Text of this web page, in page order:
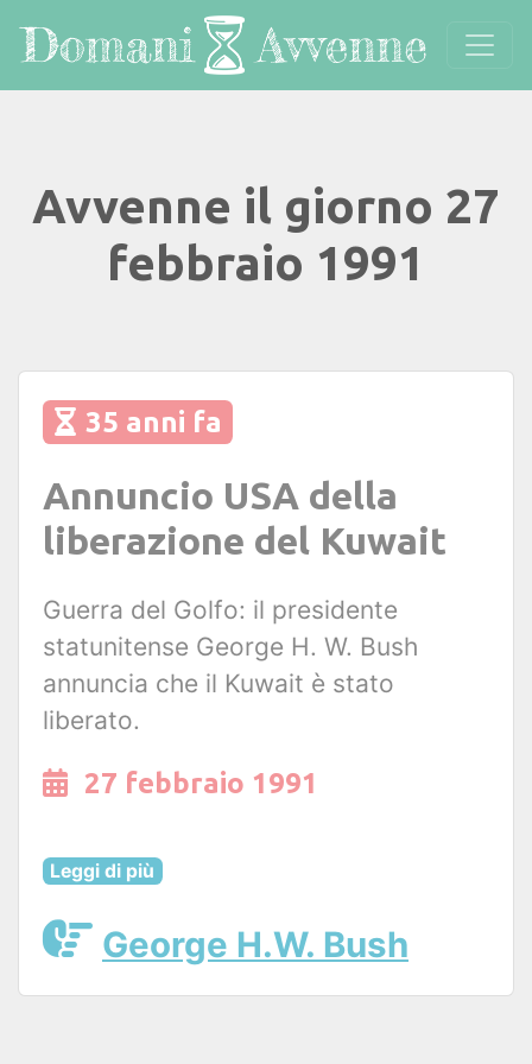
Avvenne il giorno 27
febbraio 1991
35 anni fa
Annuncio USA della
liberazione del Kuwait
Guerra del Golfo: il presidente
statunitense George H. W. Bush
annuncia che il Kuwait è stato
liberato.
27 febbraio 1991
Leggi di più
George H.W. Bush